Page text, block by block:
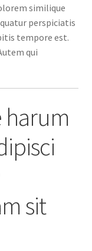
similique
perspiciatis
tempore est.
qui
sit